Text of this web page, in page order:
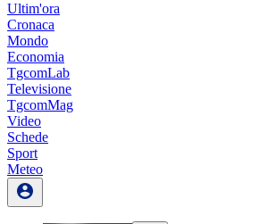
Ultim'ora
Cronaca
Mondo
Economia
TgcomLab
Televisione
TgcomMag
Video
Schede
Sport
Meteo